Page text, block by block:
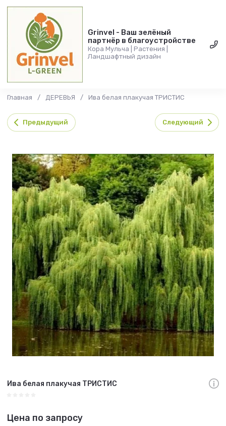
Grinvel - Ваш зелёный
партнёр в благоустройстве
Кора Мульча | Растения |
Ландшафтный дизайн
Главная / ДЕРЕВЬЯ / Ива белая плакучая ТРИСТИС
Предыдущий Следующий
Ива белая плакучая ТРИСТИС
Цена по запросу